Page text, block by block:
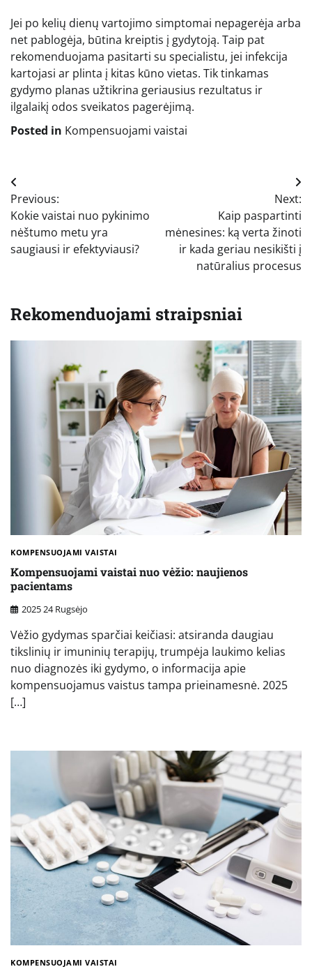
Jei po kelių dienų vartojimo simptomai nepagerėja arba
net pablogėja, būtina kreiptis į gydytoją. Taip pat
rekomenduojama pasitarti su specialistu, jei infekcija
kartojasi ar plinta į kitas kūno vietas. Tik tinkamas
gydymo planas užtikrina geriausius rezultatus ir
ilgalaikį odos sveikatos pagerėjimą.
Posted in Kompensuojami vaistai
Navigacija
tarp
įrašų
Previous:
Kokie vaistai nuo pykinimo
nėštumo metu yra
saugiausi ir efektyviausi?
Next:
Kaip paspartinti
mėnesines: ką verta žinoti
ir kada geriau nesikišti į
natūralius procesus
Rekomenduojami straipsniai
KOMPENSUOJAMI VAISTAI
Kompensuojami vaistai nuo vėžio: naujienos
pacientams
2025 24 Rugsėjo
Vėžio gydymas sparčiai keičiasi: atsiranda daugiau
tikslinių ir imuninių terapijų, trumpėja laukimo kelias
nuo diagnozės iki gydymo, o informacija apie
kompensuojamus vaistus tampa prieinamesnė. 2025
[…]
KOMPENSUOJAMI VAISTAI